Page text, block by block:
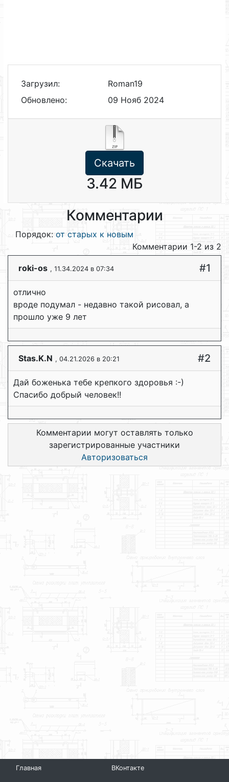
Загрузил:
Roman19
Обновлено:
09 Нояб 2024
Скачать
3.42 МБ
Комментарии
Порядок: от старых к новым
Комментарии 1-2 из 2
roki-os , 11.34.2024 в 07:34 #1
отлично
вроде подумал - недавно такой рисовал, а
прошло уже 9 лет
Stas.K.N , 04.21.2026 в 20:21 #2
Дай боженька тебе крепкого здоровья :-)
Спасибо добрый человек!!
Комментарии могут оставлять только
зарегистрированные участники
Авторизоваться
Главная ВКонтакте